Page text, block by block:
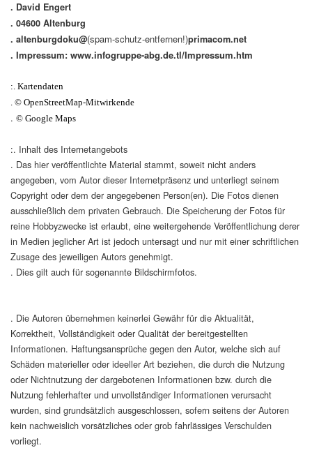
. David Engert
. 04600 Altenburg
. altenburgdoku@(spam-schutz-entfernen!)primacom.net
. Impressum: www.infogruppe-abg.de.tl/Impressum.htm
:. Kartendaten
. © OpenStreetMap-Mitwirkende
. © Google Maps
:. Inhalt des Internetangebots
. Das hier veröffentlichte Material stammt, soweit nicht anders
angegeben, vom Autor dieser Internetpräsenz und unterliegt seinem
Copyright oder dem der angegebenen Person(en). Die Fotos dienen
ausschließlich dem privaten Gebrauch. Die Speicherung der Fotos für
reine Hobbyzwecke ist erlaubt, eine weitergehende Veröffentlichung derer
in Medien jeglicher Art ist jedoch untersagt und nur mit einer schriftlichen
Zusage des jeweiligen Autors genehmigt.
. Dies gilt auch für sogenannte Bildschirmfotos.
. Die Autoren übernehmen keinerlei Gewähr für die Aktualität,
Korrektheit, Vollständigkeit oder Qualität der bereitgestellten
Informationen. Haftungsansprüche gegen den Autor, welche sich auf
Schäden materieller oder ideeller Art beziehen, die durch die Nutzung
oder Nichtnutzung der dargebotenen Informationen bzw. durch die
Nutzung fehlerhafter und unvollständiger Informationen verursacht
wurden, sind grundsätzlich ausgeschlossen, sofern seitens der Autoren
kein nachweislich vorsätzliches oder grob fahrlässiges Verschulden
vorliegt.